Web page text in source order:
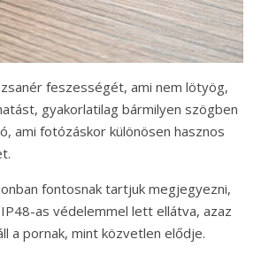
zsanér feszességét, ami nem lötyög,
gyakorlatilag bármilyen szögben
ami fotózáskor különösen hasznos
fontosnak tartjuk megjegyezni,
as védelemmel lett ellátva, azaz
a pornak, mint közvetlen elődje.